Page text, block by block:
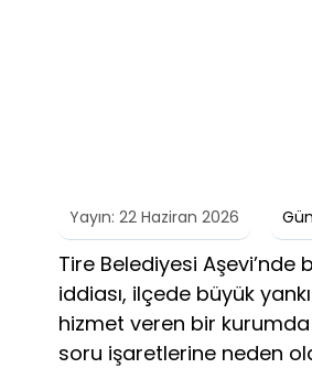
Yayın: 22 Haziran 2026
Tire Belediyesi
iddiası, ilçede büyük
hizmet veren bir
soru işaretlerine neden